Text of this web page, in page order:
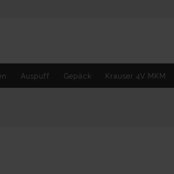
Auspuff Gepäck Krauser 4V MKM